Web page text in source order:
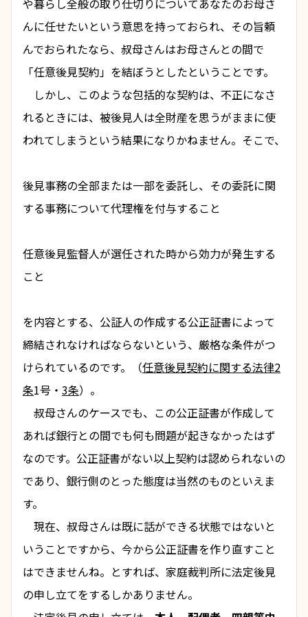
や暮らし全般の取り仕切りについてあなたのお母さ
んに任せたいという意思を持っておられ、その旨頼
んでおられたなら、叔母さんはお母さんとの間で
「任意後見契約」を結ぼうとしたということです。
しかし、このような包括的な契約は、不正になさ
れるときには、被後見人は全財産を思うがままに使
われてしまうという結果になりかねません。そこで、
後見事務の全部または一部を委託し、その委託に関
する事務について代理権を付与すること
任意後見監督人が選任された時から効力が発生する
こと
を内容とする、公証人の作成する公正証書によって
締結されなければならないという、厳格な条件がつ
けられているのです。（任意後見契約に関する法律2
条1号・ 3条）。
叔母さんのケースでも、この公正証書が作成して
あれば銀行との間でも何も問題が起きなかったはず
なのです。公正証書がない以上契約は認められないの
であり、銀行側のとった態度は当然のものといえま
す。
現在、叔母さんは既に話ができる状態ではないと
いうことですから、今から公正証書を作り直すこと
はできませんね。とすれば、家庭裁判所に法定後見
の申し立てをするしかありません。